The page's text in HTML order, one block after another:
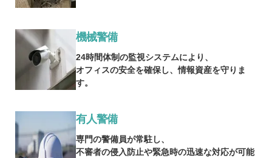
機械警備
24時間体制の監視システムにより、
オフィスの安全を確保し、情報資産を守りま
す。
有人警備
専門の警備員が常駐し、
不審者の侵入防止や緊急時の迅速な対応が可能